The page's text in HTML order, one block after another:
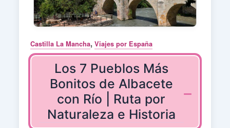
Castilla La Mancha, Viajes por España
Los 7 Pueblos Más
Bonitos de Albacete
con Río | Ruta por
Naturaleza e Historia